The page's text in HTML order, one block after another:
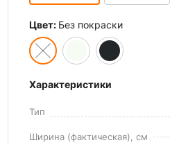
Цвет: Без покраски
Характеристики
Тип
Ширина (фактическая), см